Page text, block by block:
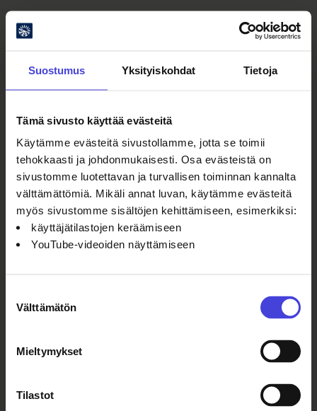
Suostumus Yksityiskohdat Tietoja
Tämä sivusto käyttää evästeitä
Käytämme evästeitä sivustollamme, jotta se toimii
tehokkaasti ja johdonmukaisesti. Osa evästeistä on
sivustomme luotettavan ja turvallisen toiminnan kannalta
välttämättömiä. Mikäli annat luvan, käytämme evästeitä
myös sivustomme sisältöjen kehittämiseen, esimerkiksi:
käyttäjätilastojen keräämiseen
YouTube-videoiden näyttämiseen
valinta
Välttämätön
Mieltymykset
Tilastot
puolilla Oulua, mukana myös Villa
saavutettavuus ja esteettömyys on
näyttää, miten hymy ja toivo
loistavasti: yhteistyökumppanimme